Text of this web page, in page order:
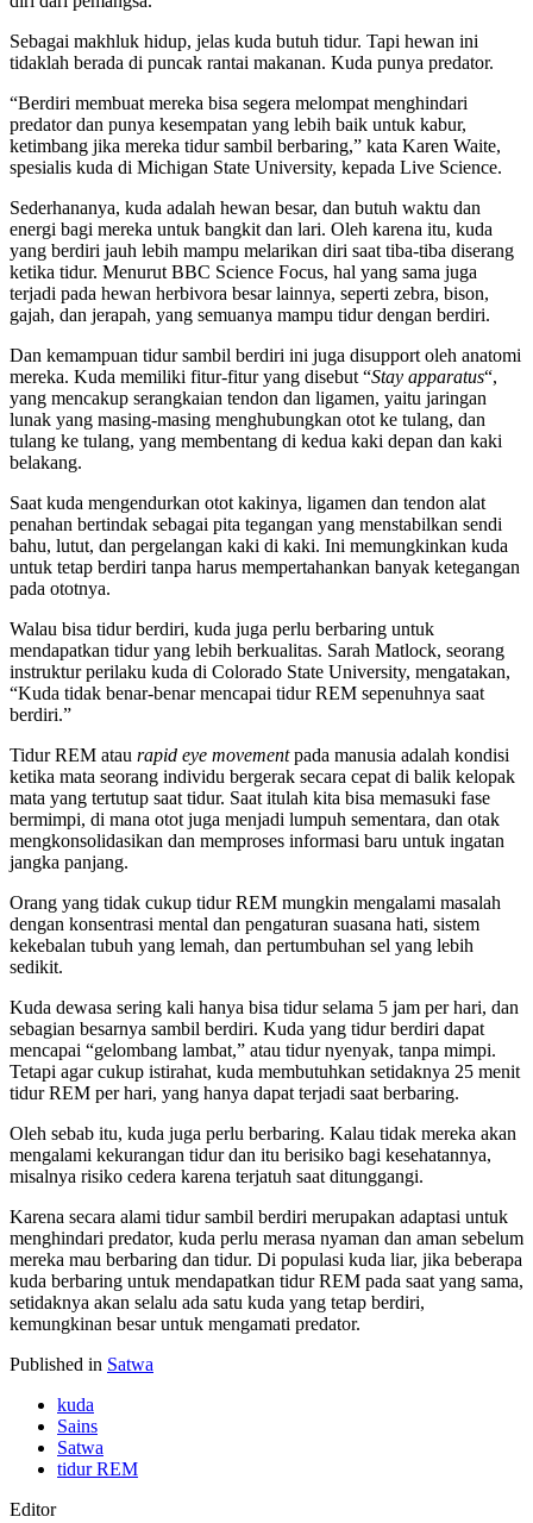
Sebagai makhluk hidup, jelas kuda butuh tidur. Tapi hewan ini
tidaklah berada di puncak rantai makanan. Kuda punya predator.
“Berdiri membuat mereka bisa segera melompat menghindari
predator dan punya kesempatan yang lebih baik untuk kabur,
ketimbang jika mereka tidur sambil berbaring,” kata Karen Waite,
spesialis kuda di Michigan State University, kepada Live Science.
Sederhananya, kuda adalah hewan besar, dan butuh waktu dan
energi bagi mereka untuk bangkit dan lari. Oleh karena itu, kuda
yang berdiri jauh lebih mampu melarikan diri saat tiba-tiba diserang
ketika tidur. Menurut BBC Science Focus, hal yang sama juga
terjadi pada hewan herbivora besar lainnya, seperti zebra, bison,
gajah, dan jerapah, yang semuanya mampu tidur dengan berdiri.
Dan kemampuan tidur sambil berdiri ini juga disupport oleh anatomi
mereka. Kuda memiliki fitur-fitur yang disebut “Stay apparatus“,
yang mencakup serangkaian tendon dan ligamen, yaitu jaringan
lunak yang masing-masing menghubungkan otot ke tulang, dan
tulang ke tulang, yang membentang di kedua kaki depan dan kaki
belakang.
Saat kuda mengendurkan otot kakinya, ligamen dan tendon alat
penahan bertindak sebagai pita tegangan yang menstabilkan sendi
bahu, lutut, dan pergelangan kaki di kaki. Ini memungkinkan kuda
untuk tetap berdiri tanpa harus mempertahankan banyak ketegangan
pada ototnya.
Walau bisa tidur berdiri, kuda juga perlu berbaring untuk
mendapatkan tidur yang lebih berkualitas. Sarah Matlock, seorang
instruktur perilaku kuda di Colorado State University, mengatakan,
“Kuda tidak benar-benar mencapai tidur REM sepenuhnya saat
berdiri.”
Tidur REM atau rapid eye movementpada manusia adalah kondisi
ketika mata seorang individu bergerak secara cepat di balik kelopak
mata yang tertutup saat tidur. Saat itulah kita bisa memasuki fase
bermimpi, di mana otot juga menjadi lumpuh sementara, dan otak
mengkonsolidasikan dan memproses informasi baru untuk ingatan
jangka panjang.
Orang yang tidak cukup tidur REM mungkin mengalami masalah
dengan konsentrasi mental dan pengaturan suasana hati, sistem
kekebalan tubuh yang lemah, dan pertumbuhan sel yang lebih
sedikit.
Kuda dewasa sering kali hanya bisa tidur selama 5 jam per hari, dan
sebagian besarnya sambil berdiri. Kuda yang tidur berdiri dapat
mencapai “gelombang lambat,” atau tidur nyenyak, tanpa mimpi.
Tetapi agar cukup istirahat, kuda membutuhkan setidaknya 25 menit
tidur REM per hari, yang hanya dapat terjadi saat berbaring.
Oleh sebab itu, kuda juga perlu berbaring. Kalau tidak mereka akan
mengalami kekurangan tidur dan itu berisiko bagi kesehatannya,
misalnya risiko cedera karena terjatuh saat ditunggangi.
Karena secara alami tidur sambil berdiri merupakan adaptasi untuk
menghindari predator, kuda perlu merasa nyaman dan aman sebelum
mereka mau berbaring dan tidur. Di populasi kuda liar, jika beberapa
kuda berbaring untuk mendapatkan tidur REM pada saat yang sama,
setidaknya akan selalu ada satu kuda yang tetap berdiri,
kemungkinan besar untuk mengamati predator.
Published in Satwa
kuda
Sains
Satwa
tidur REM
Editor